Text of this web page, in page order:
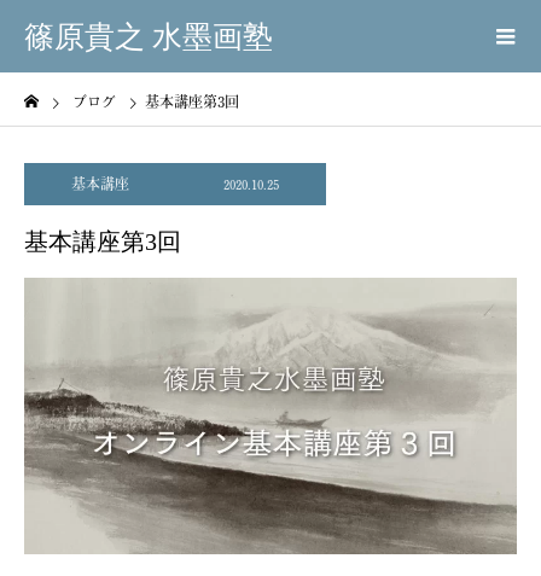
篠原貴之 水墨画塾
ブログ 基本講座第3回
基本講座 2020.10.25
基本講座第3回